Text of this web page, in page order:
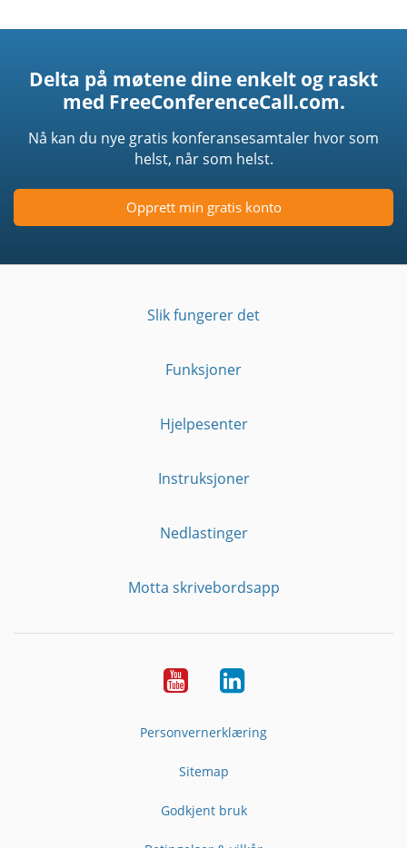
Delta på møtene dine enkelt og raskt
med FreeConferenceCall.com.
Nå kan du nye gratis konferansesamtaler hvor som
helst, når som helst.
Opprett min gratis konto
Slik fungerer det
Funksjoner
Hjelpesenter
Instruksjoner
Nedlastinger
Motta skrivebordsapp
YouTubeLinkedin
Personvernerklæring
Sitemap
Godkjent bruk